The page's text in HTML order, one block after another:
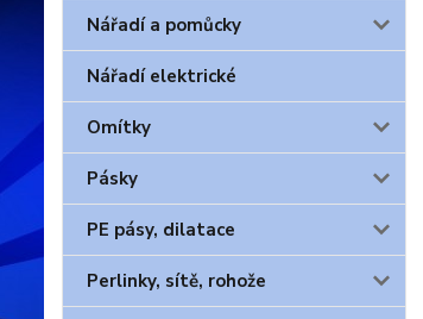
Nářadí a pomůcky
Nářadí elektrické
Omítky
Pásky
PE pásy, dilatace
Perlinky, sítě, rohože